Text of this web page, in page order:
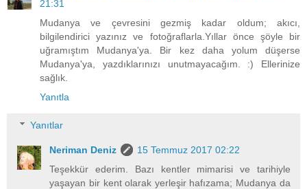
21:31
Mudanya ve çevresini gezmiş kadar oldum; akıcı,
bilgilendirici yazınız ve fotoğraflarla.Yıllar önce şöyle bir
uğramıştım Mudanya'ya. Bir kez daha yolum düşerse
Mudanya'ya, yazdıklarınızı unutmayacağım. :) Ellerinize
sağlık.
Yanıtla
Yanıtlar
Neriman Deniz
15 Temmuz 2017 02:22
Teşekkür ederim. Bazı kentler mimarisi ve tarihiyle
yaşayan bir kent olarak yerleşir hafızama; Mudanya da